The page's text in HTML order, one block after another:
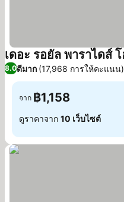
เดอะ รอยัล พาราไดส์
8.0ดีมาก (17,968 การให้คะแนน)
จาก ฿1,158
ดูราคาจาก 10 เว็บไซต์